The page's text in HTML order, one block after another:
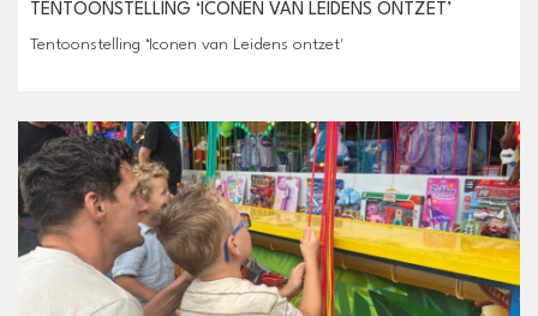
TENTOONSTELLING ‘ICONEN VAN LEIDENS ONTZET’
Tentoonstelling ‘Iconen van Leidens ontzet'